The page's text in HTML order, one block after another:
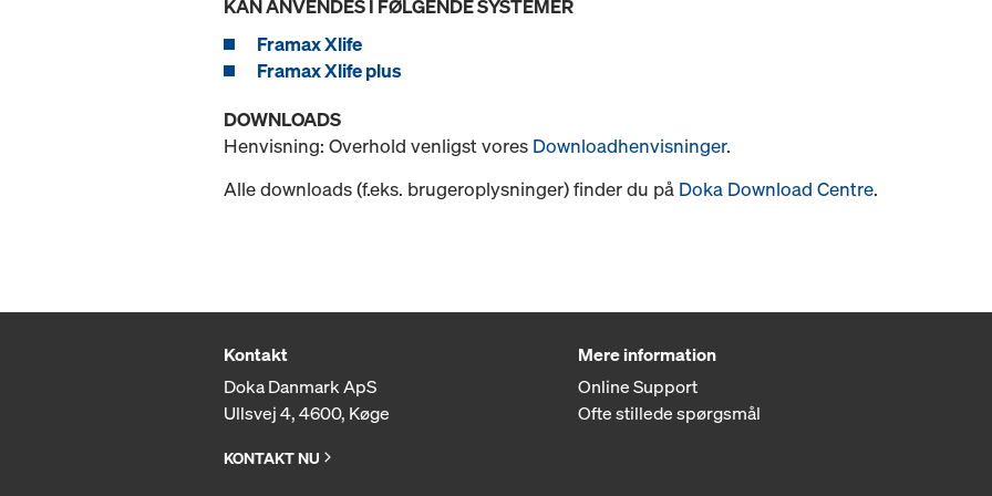
KAN ANVENDES I FØLGENDE SYSTEMER
Framax Xlife
Framax Xlife plus
DOWNLOADS
Henvisning: Overhold venligst vores Downloadhenvisninger.
Alle downloads (f.eks. brugeroplysninger) finder du på Doka Download Centre.
Kontakt
Doka Danmark ApS
Ullsvej 4, 4600, Køge
KONTAKT NU
Mere information
Online Support
Ofte stillede spørgsmål